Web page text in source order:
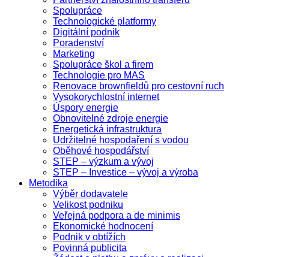
Spolupráce
Technologické platformy
Digitální podnik
Poradenství
Marketing
Spolupráce škol a firem
Technologie pro MAS
Renovace brownfieldů pro cestovní ruch
Vysokorychlostní internet
Úspory energie
Obnovitelné zdroje energie
Energetická infrastruktura
Udržitelné hospodaření s vodou
Oběhové hospodářství
STEP – výzkum a vývoj
STEP – Investice – vývoj a výroba
Metodika
Výběr dodavatele
Velikost podniku
Veřejná podpora a de minimis
Ekonomické hodnocení
Podnik v obtížích
Povinná publicita